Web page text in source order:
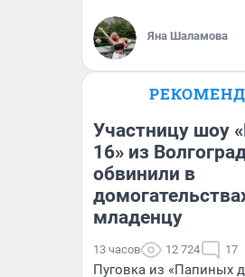
Яна Шаламова
Участницу шоу
16» из
обвинили в
младенцу
13 часов 12 724 17
Пуговка из «Папиных